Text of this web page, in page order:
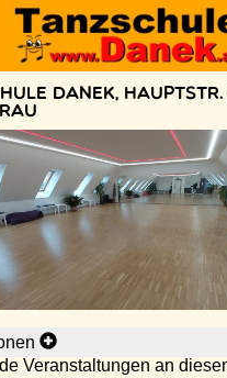
Toggle
Danek, Hauptstr.
Veranstaltungen an